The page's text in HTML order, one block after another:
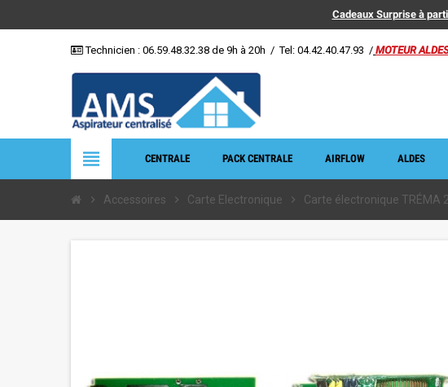
Cadeaux Surprise à
Technicien : 06.59.48.32.38 de 9h à 20h / Tel: 04.42.40.47.93 / MOTEUR
view_headline CENTRALE PACK CENTRALE AIRFLOW ALDES
chevron_right Accessoires chevron_right Carte Electronique chevron_right Carte électronique TRÉMA